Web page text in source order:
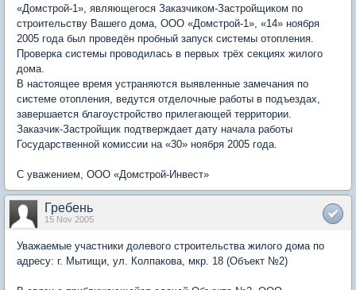
«Домстрой-1», являющегося Заказчиком-Застройщиком по
строительству Вашего дома, ООО «Домстрой-1», «14» ноября
2005 года был проведён пробный запуск системы отопления.
Проверка системы проводилась в первых трёх секциях жилого
дома.
В настоящее время устраняются выявленные замечания по
системе отопления, ведутся отделочные работы в подъездах,
завершается благоустройство прилегающей территории.
Заказчик-Застройщик подтверждает дату начала работы
Государственной комиссии на «30» ноября 2005 года.
С уважением, ООО «Домстрой-Инвест»
Гребень
15 Nov 2005
Уважаемые участники долевого строительства жилого дома по
адресу: г. Мытищи, ул. Колпакова, мкр. 18 (Объект №2)